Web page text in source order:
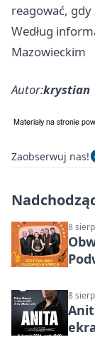
reagować,
Według
Mazowieckim
Autor:krystian
Zaobserwuj nas!
8
8